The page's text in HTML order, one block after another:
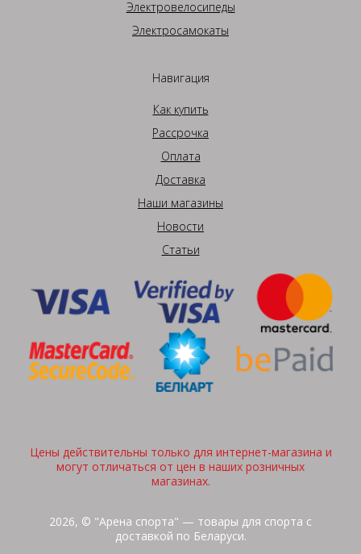
Электровелосипеды
Электросамокаты
Навигация
Как купить
Рассрочка
Оплата
Доставка
Наши магазины
Новости
Статьи
Цены действительны только для интернет-магазина и
могут отличаться от цен в наших розничных
магазинах.
2026, © "Арена спорта" — товары для спорта с
доставкой по Беларуси.